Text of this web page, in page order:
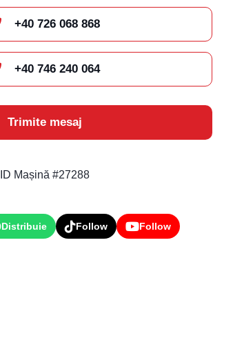
+40 726 068 868
+40 746 240 064
Trimite mesaj
ID Mașină #27288
Distribuie Follow Follow